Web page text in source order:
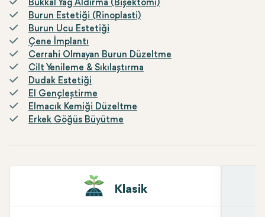
Bukkal Yağ Aldırma (Bişektomi)
Burun Estetiği (Rinoplasti)
Burun Ucu Estetiği
Çene İmplantı
Cerrahi Olmayan Burun Düzeltme
Cilt Yenileme & Sıkılaştırma
Dudak Estetiği
El Gençleştirme
Elmacık Kemiği Düzeltme
Erkek Göğüs Büyütme
Klasik